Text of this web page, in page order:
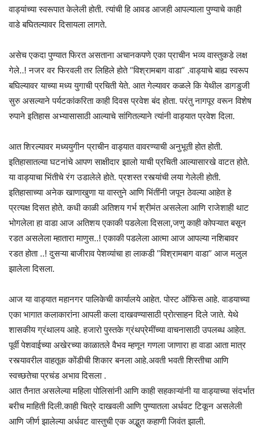
वाड्यांच्या स्वरूपात केलेली होती. त्यांची हि आवड आजही आपल्याला पुण्याचे काही
वाडे बघितल्यावर दिसायला लागते.
असेच एकदा पुण्यात फिरत असताना अचानकपणे एका प्राचीन भव्य वास्तुकडे लक्ष
गेले..! नजर वर फिरवली तर लिहिले होते “विश्रामबाग वाडा” .वाड्याचे बाह्य स्वरूप
बघिल्यावर याच्या मध्य युगाची प्रचिती येते. आत गेल्यावर कळले कि येथील डागडुजी
सुरु असल्याने पर्यटकांकरिता काही दिवस प्रवेश बंद होता. परंतु नागपूर वरून विशेष
रुपाने इतिहास अभ्यासासाठी आल्याचे सांगितल्याने त्यांनी वाड्यात प्रवेश दिला.
आत शिरल्यावर मध्ययुगीन प्राचीन वाड्यात वावरण्याची अनुभूती होत होती.
इतिहासातल्या घटनांचे आपण साक्षीदार झालो याची प्रचिती आल्यासारखे वाटत होते.
या वाड्याचा भिंतीचे रंग उडालेले होते. प्रशस्त रस्त्यांची लया गेलेली होती.
इतिहासाच्या अनेक खाणाखुणा या वास्तुने आणि भिंतींनी जपून ठेवल्या आहेत हे
प्रत्यक्ष दिसत होते. कधी काळी अतिशय गर्भ श्रीमंत असलेला आणि राजेशाही थाट
भोगलेला हा वाडा आज अतिशय एकाकी पडलेला दिसला,जणु काही कोपऱ्यात बसून
रडत असलेला म्हातारा माणुस..! एकाकी पडलेला आत्मा आज आपल्या नशिबावर
रडत होता ..! दुसऱ्या बाजीराव पेशव्यांचा हा लाकडी “विश्रामबाग वाडा” आज मलुल
झालेला दिसला.
आज या वाड्यात महानगर पालिकेची कार्यालये आहेत. पोस्ट ऑफिस आहे. वाडयाच्या
एका भागात कलाकारांना आपली कला दाखवण्यासाठी प्रोत्साहन दिले जाते. येथे
शासकीय ग्रंथालय आहे. हजारो पुस्तके ग्रंथप्रेमींच्या वाचनासाठी उपलब्ध आहेत.
पूर्वी पेशवाईच्या अखेरच्या काळातले वैभव म्हणून गणला जाणारा हा वाडा आता मात्र
रस्त्यावरील वाहतूक कोंडीची शिकार बनला आहे.अवती भवती शिस्तीचा आणि
स्वच्छतेचा प्रचंड अभाव दिसला .
आत तैनात असलेल्या महिला पोलिसांनी आणि काही सहकाऱ्यांनी या वाड्याच्या संदर्भात
बरीच माहिती दिली.काही चित्रे दाखवली आणि पुण्यातला अर्धवट टिकून असलेली
आणि जीर्ण झालेल्या अर्धवट वास्तुची एक अद्भुत कहाणी जिवंत झाली.